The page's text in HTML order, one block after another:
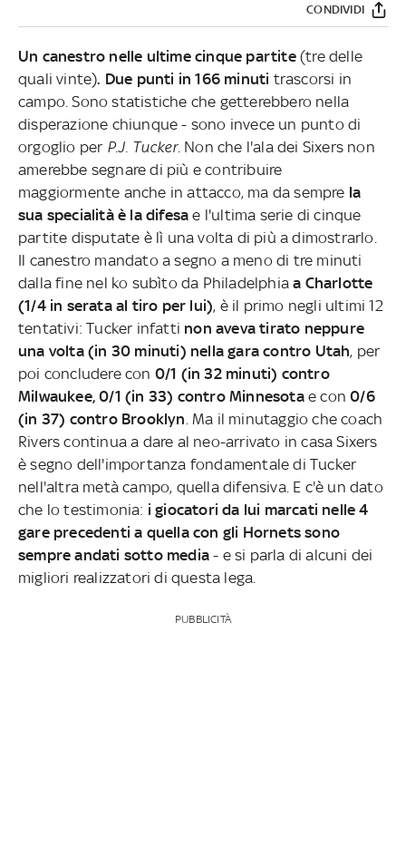
CONDIVIDI
Un canestro nelle ultime cinque partite(tre delle
quali vinte). Due punti in 166 minuti trascorsi in
campo. Sono statistiche che getterebbero nella
disperazione chiunque - sono invece un punto di
orgoglio per P.J. Tucker. Non che l'ala dei Sixers non
amerebbe segnare di più e contribuire
maggiormente anche in attacco, ma da sempre la
sua specialità è la difesa e l'ultima serie di cinque
partite disputate è lì una volta di più a dimostrarlo.
Il canestro mandato a segno a meno di tre minuti
dalla fine nel ko subìto da Philadelphiaa Charlotte
(1/4 in serata al tiro per lui), è il primo negli ultimi 12
tentativi: Tucker infatti non aveva tirato neppure
una volta (in 30 minuti) nella gara contro Utah, per
poi concludere con 0/1 (in 32 minuti) contro
Milwaukee, 0/1 (in 33) contro Minnesotae con 0/6
(in 37) contro Brooklyn . Ma il minutaggio che coach
Rivers continua a dare al neo-arrivato in casa Sixers
è segno dell'importanza fondamentale di Tucker
nell'altra metà campo, quella difensiva. E c'è un dato
che lo testimonia: i giocatori da lui marcati nelle 4
gare precedenti a quella con gli Hornets sono
sempre andati sotto media - e si parla di alcuni dei
migliori realizzatori di questa lega.
PUBBLICITÀ